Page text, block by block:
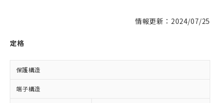
情報更新：2024/07/25
定格
保護構造
端子構造